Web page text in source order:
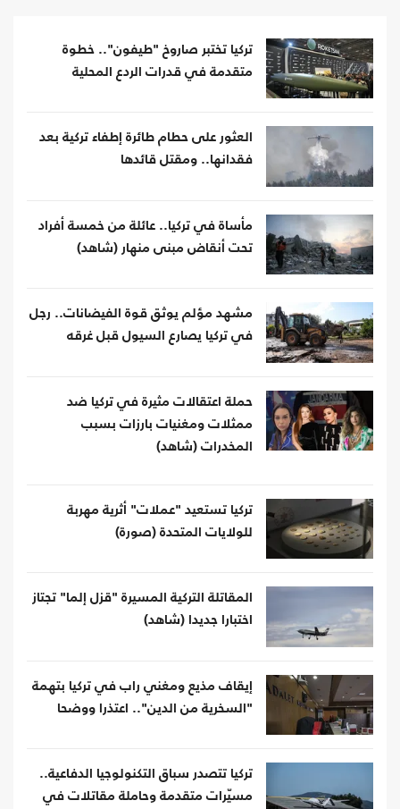
تركيا تختبر صاروخ "طيفون".. خطوة
متقدمة في قدرات الردع المحلية
العثور على حطام طائرة إطفاء تركية بعد
فقدانها.. ومقتل قائدها
مأساة في تركيا.. عائلة من خمسة أفراد
تحت أنقاض مبنى منهار (شاهد)
مشهد مؤلم يوثق قوة الفيضانات.. رجل
في تركيا يصارع السيول قبل غرقه
حملة اعتقالات مثيرة في تركيا ضد
ممثلات ومغنيات بارزات بسبب
المخدرات (شاهد)
تركيا تستعيد "عملات" أثرية مهربة
للولايات المتحدة (صورة)
المقاتلة التركية المسيرة "قزل إلما" تجتاز
اختبارا جديدا (شاهد)
إيقاف مذيع ومغني راب في تركيا بتهمة
"السخرية من الدين".. اعتذرا ووضحا
تركيا تتصدر سباق التكنولوجيا الدفاعية..
مسيّرات متقدمة وحاملة مقاتلات في